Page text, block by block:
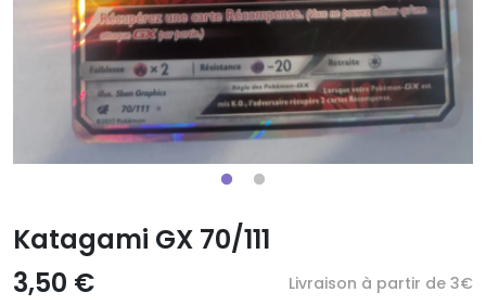
Katagami GX 70/111
3,50 €
Livraison à partir de 3€